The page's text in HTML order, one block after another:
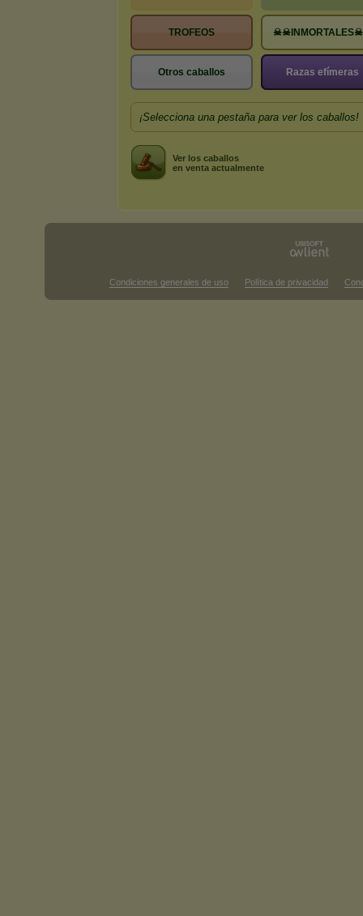
TROFEOS
Otros caballos Razas efímeras
¡Selecciona una pestaña para ver los caballos!
Ver los caballos
en venta actualmente
Condiciones generales de uso Política de privacidad